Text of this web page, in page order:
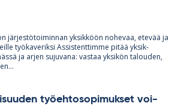
jär­jes­tö­toi­min­nan yk­sik­köön no­he­vaa, ete­vää ja
työ­ka­ve­riksi As­sis­tent­timme pi­tää yk­sik­
ja ar­jen su­ju­vana: vas­taa yk­si­kön ta­lou­den,
työ­eh­to­so­pi­muk­set voi­